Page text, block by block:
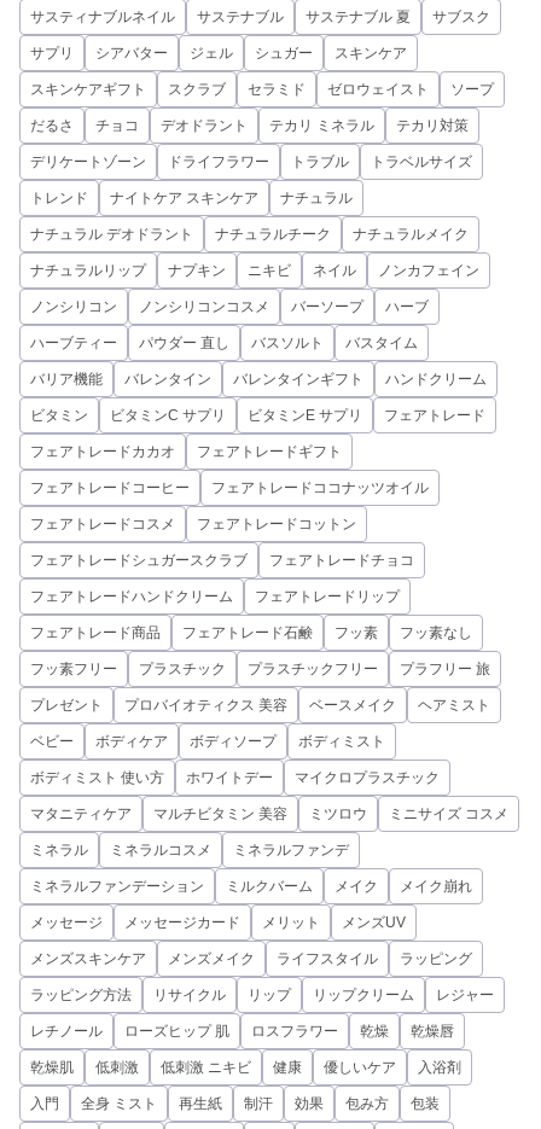
サスティナブルネイル サステナブル サステナブル 夏 サブスク
サプリ シアバター ジェル シュガー スキンケア
スキンケアギフト スクラブ セラミド ゼロウェイスト ソープ
だるさ チョコ デオドラント テカリ ミネラル テカリ対策
デリケートゾーン ドライフラワー トラブル トラベルサイズ
トレンド ナイトケア スキンケア ナチュラル
ナチュラル デオドラント ナチュラルチーク ナチュラルメイク
ナチュラルリップ ナプキン ニキビ ネイル ノンカフェイン
ノンシリコン ノンシリコンコスメ バーソープ ハーブ
ハーブティー パウダー 直し バスソルト バスタイム
バリア機能 バレンタイン バレンタインギフト ハンドクリーム
ビタミン ビタミンC サプリ ビタミンE サプリ フェアトレード
フェアトレードカカオ フェアトレードギフト
フェアトレードコーヒー フェアトレードココナッツオイル
フェアトレードコスメ フェアトレードコットン
フェアトレードシュガースクラブ フェアトレードチョコ
フェアトレードハンドクリーム フェアトレードリップ
フェアトレード商品 フェアトレード石鹸 フッ素 フッ素なし
フッ素フリー プラスチック プラスチックフリー プラフリー 旅
プレゼント プロバイオティクス 美容 ベースメイク ヘアミスト
ベビー ボディケア ボディソープ ボディミスト
ボディミスト 使い方 ホワイトデー マイクロプラスチック
マタニティケア マルチビタミン 美容 ミツロウ ミニサイズ コスメ
ミネラル ミネラルコスメ ミネラルファンデ
ミネラルファンデーション ミルクバーム メイク メイク崩れ
メッセージ メッセージカード メリット メンズUV
メンズスキンケア メンズメイク ライフスタイル ラッピング
ラッピング方法 リサイクル リップ リップクリーム レジャー
レチノール ローズヒップ 肌 ロスフラワー 乾燥 乾燥唇
乾燥肌 低刺激 低刺激 ニキビ 健康 優しいケア 入浴剤
入門 全身 ミスト 再生紙 制汗 効果 包み方 包装